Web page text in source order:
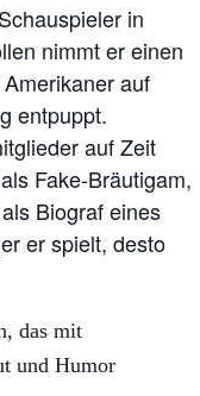
in
nimmt er einen
auf
entpuppt.
auf Zeit
Fake-Bräutigam,
Biograf eines
er spielt, desto
das mit
und Humor